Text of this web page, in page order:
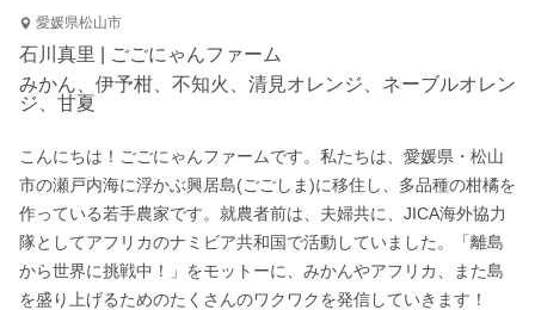
愛媛県松山市
石川真里 | ごごにゃんファーム
みかん、伊予柑、不知火、清見オレンジ、ネーブルオレン
ジ、甘夏
こんにちは！ごごにゃんファームです。私たちは、愛媛県・松山
市の瀬戸内海に浮かぶ興居島(ごごしま)に移住し、多品種の柑橘を
作っている若手農家です。就農者前は、夫婦共に、JICA海外協力
隊としてアフリカのナミビア共和国で活動していました。「離島
から世界に挑戦中！」をモットーに、みかんやアフリカ、また島
を盛り上げるためのたくさんのワクワクを発信していきます！